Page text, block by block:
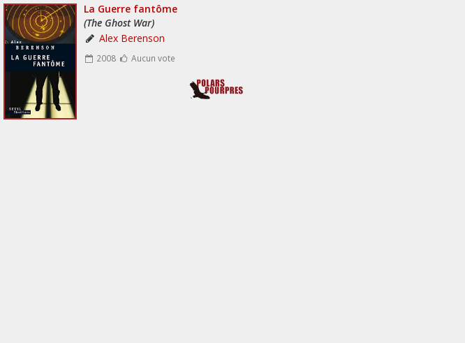
La Guerre fantôme
(The Ghost War)
Alex Berenson
2008 Aucun vote